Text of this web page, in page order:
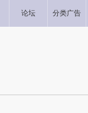
论坛 分类广告